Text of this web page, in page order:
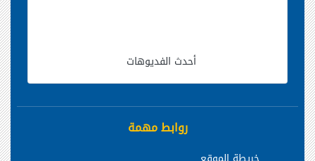
أحدث الفديوهات
روابط مهمة